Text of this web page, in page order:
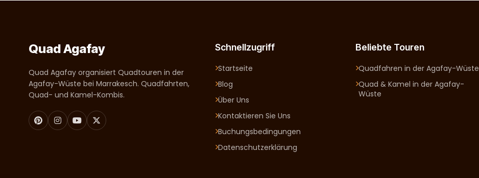
Quad Agafay
Quad Agafay organisiert Quadtouren in der
Agafay-Wüste bei Marrakesch. Quadfahrten,
Quad- und Kamel-Kombis.
Schnellzugriff
Startseite
Blog
Über Uns
Kontaktieren Sie Uns
Buchungsbedingungen
Datenschutzerklärung
Beliebte Touren
Quadfahren in der Agafay-Wüste
Quad & Kamel in der Agafay-
Wüste